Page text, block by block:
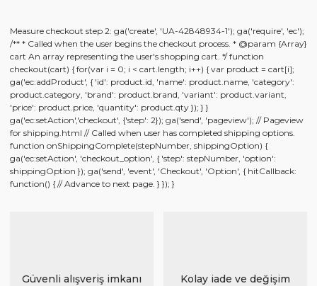
Measure checkout step 2: ga('create', 'UA-42848934-1'); ga('require', 'ec');
/** * Called when the user begins the checkout process. * @param {Array}
cart An array representing the user's shopping cart. */ function
checkout(cart) { for(var i = 0; i < cart.length; i++) { var product = cart[i];
ga('ec:addProduct', { 'id': product.id, 'name': product.name, 'category':
product.category, 'brand': product.brand, 'variant': product.variant,
'price': product.price, 'quantity': product.qty }); } }
ga('ec:setAction','checkout', {'step': 2}); ga('send', 'pageview'); // Pageview
for shipping.html // Called when user has completed shipping options.
function onShippingComplete(stepNumber, shippingOption) {
ga('ec:setAction', 'checkout_option', { 'step': stepNumber, 'option':
shippingOption }); ga('send', 'event', 'Checkout', 'Option', { hitCallback:
function() { // Advance to next page. } }); }
Güvenli alışveriş imkanı
Kolay iade ve değişim